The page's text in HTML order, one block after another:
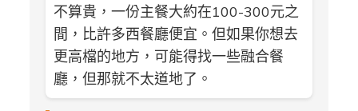
不算貴，一份主餐大約在100-300元之
間，比許多西餐廳便宜。但如果你想去
更高檔的地方，可能得找一些融合餐
廳，但那就不太道地了。